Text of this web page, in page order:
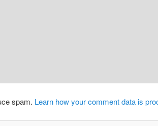
spam. Learn how your comment data is